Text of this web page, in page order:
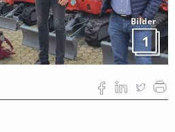
Bilder
1